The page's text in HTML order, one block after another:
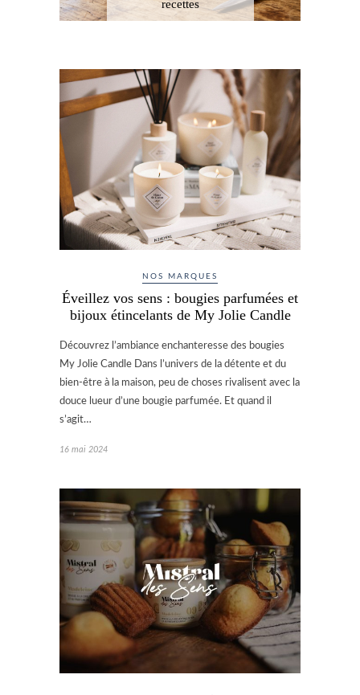
une expérience
olfactive !
NOS MARQUES
Éveillez vos sens : bougies parfumées et
bijoux étincelants de My Jolie Candle
Découvrez l’ambiance enchanteresse des bougies
My Jolie Candle Dans l’univers de la détente et du
bien-être à la maison, peu de choses rivalisent avec la
douce lueur d’une bougie parfumée. Et quand il
s’agit…
16 mai 2024